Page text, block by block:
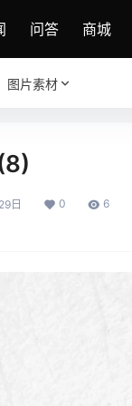
问答 商城
图片素材
日 0 6